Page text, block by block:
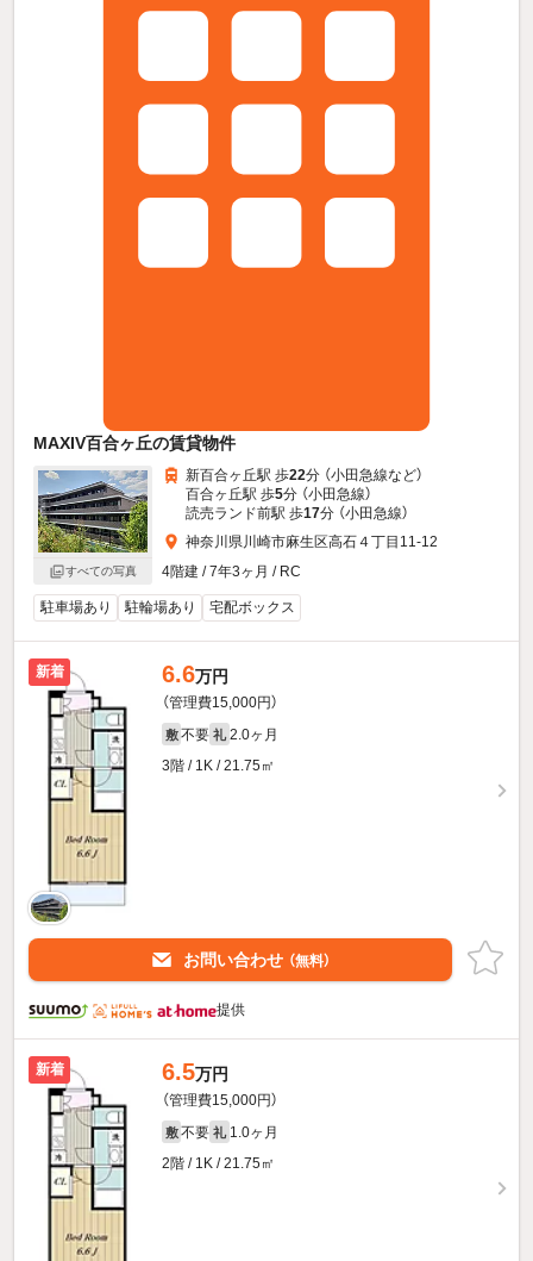
MAXIV百合ヶ丘の賃貸物件
すべての写真
新百合ヶ丘駅 歩22分 （小田急線など）
百合ヶ丘駅 歩5分 （小田急線）
読売ランド前駅 歩17分 （小田急線）
神奈川県川崎市麻生区高石４丁目11-12
4階建 / 7年3ヶ月 / RC
駐車場あり 駐輪場あり 宅配ボックス
新着 6.6万円
（管理費15,000円）
敷 不要 礼 2.0ヶ月
3階 / 1K / 21.75㎡
お問い合わせ （無料）
提供
新着 6.5万円
（管理費15,000円）
敷 不要 礼 1.0ヶ月
2階 / 1K / 21.75㎡